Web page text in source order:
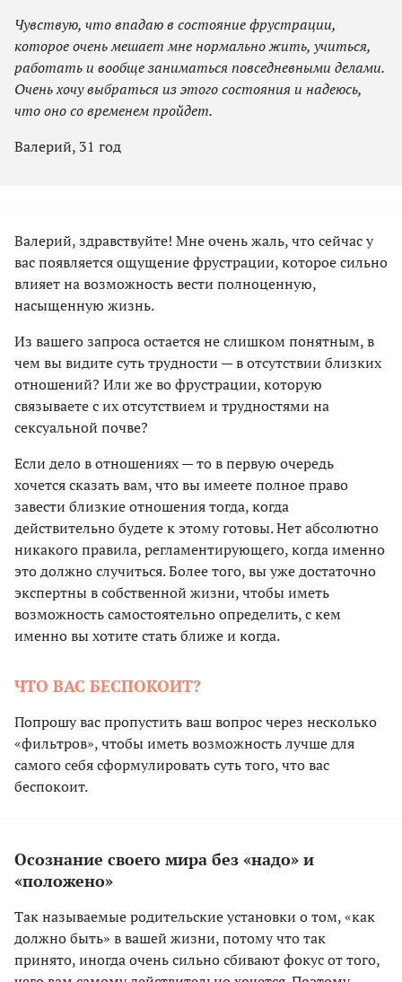
Чувствую, что впадаю в состояние фрустрации,
которое очень мешает мне нормально жить, учиться,
работать и вообще заниматься повседневными делами.
Очень хочу выбраться из этого состояния и надеюсь,
что оно со временем пройдет.
Валерий, 31 год
Валерий, здравствуйте! Мне очень жаль, что сейчас у
вас появляется ощущение фрустрации, которое сильно
влияет на возможность вести полноценную,
насыщенную жизнь.
Из вашего запроса остается не слишком понятным, в
чем вы видите суть трудности — в отсутствии близких
отношений? Или же во фрустрации, которую
связываете с их отсутствием и трудностями на
сексуальной почве?
Если дело в отношениях — то в первую очередь
хочется сказать вам, что вы имеете полное право
завести близкие отношения тогда, когда
действительно будете к этому готовы. Нет абсолютно
никакого правила, регламентирующего, когда именно
это должно случиться. Более того, вы уже достаточно
экспертны в собственной жизни, чтобы иметь
возможность самостоятельно определить, с кем
именно вы хотите стать ближе и когда.
ЧТО ВАС БЕСПОКОИТ?
Попрошу вас пропустить ваш вопрос через несколько
«фильтров», чтобы иметь возможность лучше для
самого себя сформулировать суть того, что вас
беспокоит.
Осознание своего мира без «надо» и
«положено»
Так называемые родительские установки о том, «как
должно быть» в вашей жизни, потому что так
принято, иногда очень сильно сбивают фокус от того,